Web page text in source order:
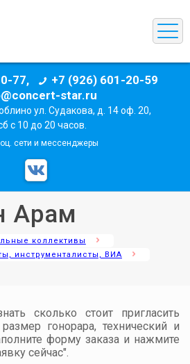
77,
+7 (926) 601-20-59
star.ru
ул. Судакова, д. 14 оф. 20,
с 10 до 20 часов.
сети и мессенджеры
Арам
коллективы
инструменталисты, ВИА
сколько стоит пригласить
гонорара, технический и
форму заказа и нажмите
сейчас".